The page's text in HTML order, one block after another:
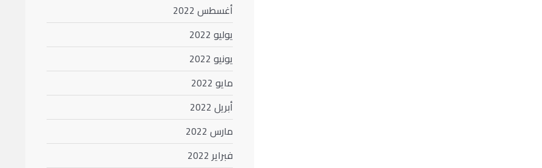
أغسطس 2022
يوليو 2022
يونيو 2022
مايو 2022
أبريل 2022
مارس 2022
فبراير 2022